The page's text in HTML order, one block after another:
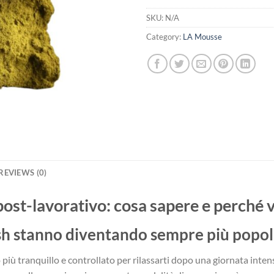
SKU: N/A
Category: LA Mousse
(0)
lavorativo: cosa sapere e perché
stanno diventando sempre più
più tranquillo e controllato per rilassarti dopo una giornata